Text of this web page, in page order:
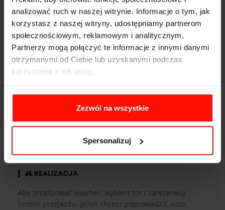
analizować ruch w naszej witrynie. Informacje o tym, jak
korzystasz z naszej witryny, udostępniamy partnerom
społecznościowym, reklamowym i analitycznym.
Partnerzy mogą połączyć te informacje z innymi danymi
otrzymanymi od Ciebie lub uzyskanymi podczas
korzystania z ich usług.
Zezwól na wszystkie
Spersonalizuj
emocji!
Pojemność:
3.0 l
Skrzynia biegów:
automatyczna
WAŻNOŚĆ
Voucher jest ważny 365 dni od daty zakupu. Voucher
opłacony kartą podarunkową ma taką samą ważność co
REALIZACJA
Aby zrealizować voucher, wybierz tor i zarezerwuj
termin przejazdu. Jeżeli chcesz poprowadzić auto,